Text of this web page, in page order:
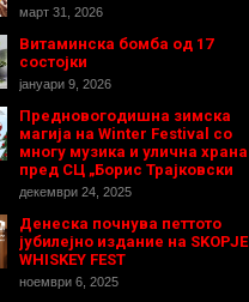
март 31, 2026
Витаминска бомба од 17
состојки
јануари 9, 2026
Предновогодишнa зимска
магија на Winter Festival со
многу музика и улична храна
пред СЦ „Борис Трајковски
декември 24, 2025
Денеска почнува петтото
јубилејно издание на SKOPJE
WHISKEY FEST
ноември 6, 2025